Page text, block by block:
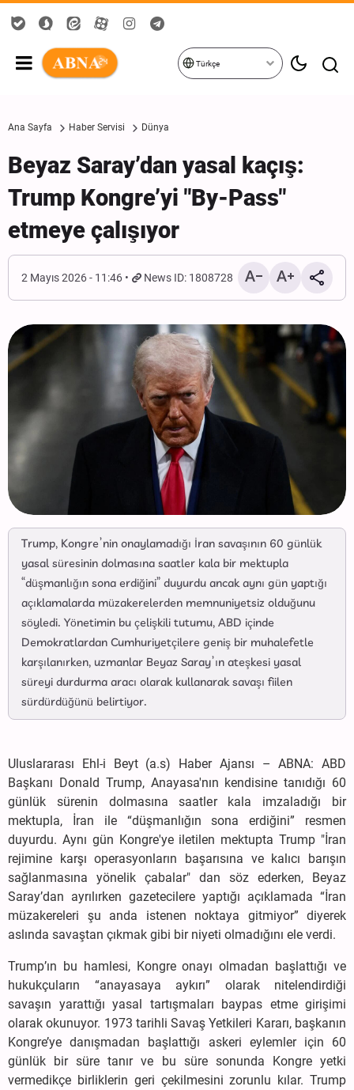
Türkçe
Ana Sayfa Haber Servisi Dünya
Beyaz Saray’dan yasal kaçış:
Trump Kongre’yi "By-Pass"
etmeye çalışıyor
2 Mayıs 2026 - 11:46 News ID: 1808728
Trump, Kongre’nin onaylamadığı İran savaşının 60 günlük
yasal süresinin dolmasına saatler kala bir mektupla
“düşmanlığın sona erdiğini” duyurdu ancak aynı gün yaptığı
açıklamalarda müzakerelerden memnuniyetsiz olduğunu
söyledi. Yönetimin bu çelişkili tutumu, ABD içinde
Demokratlardan Cumhuriyetçilere geniş bir muhalefetle
karşılanırken, uzmanlar Beyaz Saray’ın ateşkesi yasal
süreyi durdurma aracı olarak kullanarak savaşı fiilen
sürdürdüğünü belirtiyor.
Uluslararası Ehl-i Beyt (a.s) Haber Ajansı – ABNA: ABD
Başkanı Donald Trump, Anayasa'nın kendisine tanıdığı 60
günlük sürenin dolmasına saatler kala imzaladığı bir
mektupla, İran ile “düşmanlığın sona erdiğini” resmen
duyurdu. Aynı gün Kongre'ye iletilen mektupta Trump "İran
rejimine karşı operasyonların başarısına ve kalıcı barışın
sağlanmasına yönelik çabalar" dan söz ederken, Beyaz
Saray’dan ayrılırken gazetecilere yaptığı açıklamada “İran
müzakereleri şu anda istenen noktaya gitmiyor” diyerek
aslında savaştan çıkmak gibi bir niyeti olmadığını ele verdi.
Trump’ın bu hamlesi, Kongre onayı olmadan başlattığı ve
hukukçuların “anayasaya aykırı” olarak nitelendirdiği
savaşın yarattığı yasal tartışmaları baypas etme girişimi
olarak okunuyor. 1973 tarihli Savaş Yetkileri Kararı, başkanın
Kongre’ye danışmadan başlattığı askeri eylemler için 60
günlük bir süre tanır ve bu süre sonunda Kongre yetki
vermedikçe birliklerin geri çekilmesini zorunlu kılar. Trump